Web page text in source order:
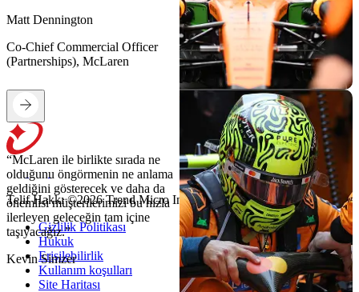
Matt Dennington
Co-Chief Commercial Officer
(Partnerships), McLaren
“McLaren ile birlikte sırada ne
olduğunu öngörmenin ne anlama
geldiğini gösterecek ve daha da
önemlisi müşterilerimizi bu hızla
ilerleyen geleceğin tam içine
taşıyacağız.”
Kevin Simzer
Telif Hakkı ©2026 Trend Micro Incorporated. Tüm hakları saklıdır
Gizlilik Politikası
Hukuk
Erişilebilirlik
Kullanım koşulları
Site Haritası